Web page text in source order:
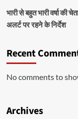
भारी से बहुत भारी वर्षा की
अलर्ट पर रहने के निर्देश
Recent
No comments to
Archives